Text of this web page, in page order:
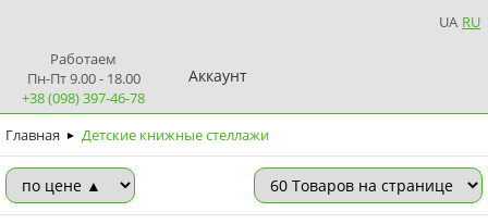
UA RU
Работаем
Пн-Пт 9.00 - 18.00
+38 (098) 397-46-78
Аккаунт
Главная ► Детские книжные стеллажи